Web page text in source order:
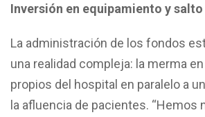
Inversión en equipamiento y
La administración de los fondos
una realidad compleja: la merma
propios del hospital en paralelo a
la afluencia de pacientes. “Hemos